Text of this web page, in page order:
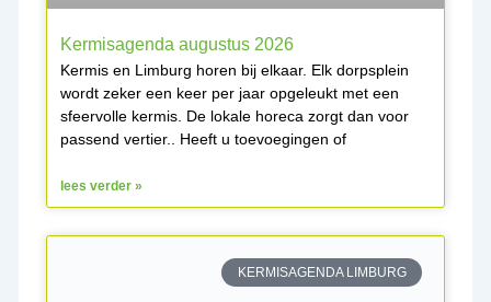
Kermisagenda augustus 2026
Kermis en Limburg horen bij elkaar. Elk dorpsplein
wordt zeker een keer per jaar opgeleukt met een
sfeervolle kermis. De lokale horeca zorgt dan voor
passend vertier.. Heeft u toevoegingen of
lees verder »
KERMISAGENDA LIMBURG